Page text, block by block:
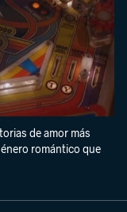
de amor más
romántico que